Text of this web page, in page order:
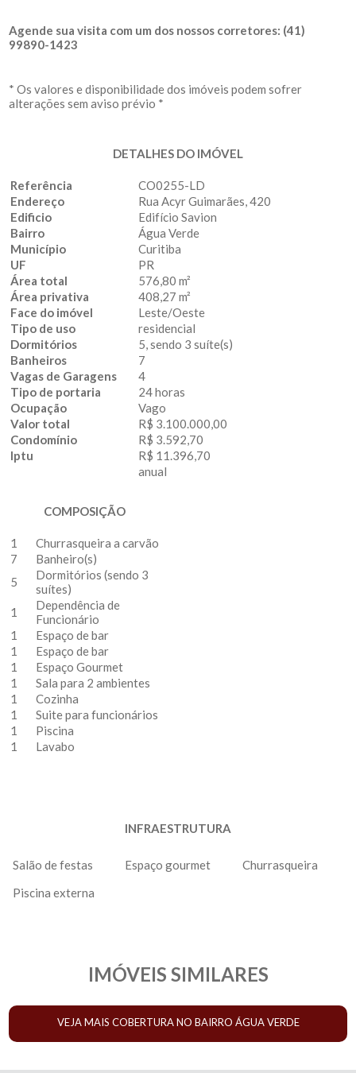
Agende sua visita com um dos nossos corretores: (41)
99890-1423
* Os valores e disponibilidade dos imóveis podem sofrer
alterações sem aviso prévio *
DETALHES DO IMÓVEL
Referência
CO0255-LD
Endereço
Rua Acyr Guimarães, 420
Edificio
Edifício Savion
Bairro
Água Verde
Município
Curitiba
UF
PR
Área total
576,80 m²
Área privativa
408,27 m²
Face do imóvel
Leste/Oeste
Tipo de uso
residencial
Dormitórios
5, sendo 3 suíte(s)
Banheiros
7
Vagas de Garagens
4
Tipo de portaria
24 horas
Ocupação
Vago
Valor total
R$ 3.100.000,00
Condomínio
R$ 3.592,70
Iptu
R$ 11.396,70
anual
COMPOSIÇÃO
1
Churrasqueira a carvão
7
Banheiro(s)
5
Dormitórios (sendo 3
suítes)
1
Dependência de
Funcionário
1
Espaço de bar
1
Espaço de bar
1
Espaço Gourmet
1
Sala para 2 ambientes
1
Cozinha
1
Suite para funcionários
1
Piscina
1
Lavabo
INFRAESTRUTURA
Salão de festas Espaço gourmet
Churrasqueira
Piscina externa
IMÓVEIS SIMILARES
VEJA MAIS COBERTURA NO BAIRRO ÁGUA VERDE